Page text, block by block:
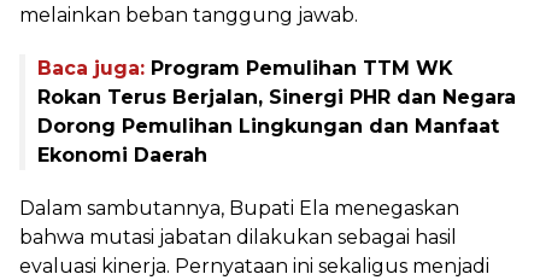
melainkan beban tanggung jawab.
Baca juga: Program Pemulihan TTM WK
Rokan Terus Berjalan, Sinergi PHR dan Negara
Dorong Pemulihan Lingkungan dan Manfaat
Ekonomi Daerah
Dalam sambutannya, Bupati Ela menegaskan
bahwa mutasi jabatan dilakukan sebagai hasil
evaluasi kinerja. Pernyataan ini sekaligus menjadi